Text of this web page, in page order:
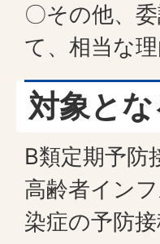
〇その他、
て、相当な
対象と
B類定期予防
高齢者イン
染症の予防接